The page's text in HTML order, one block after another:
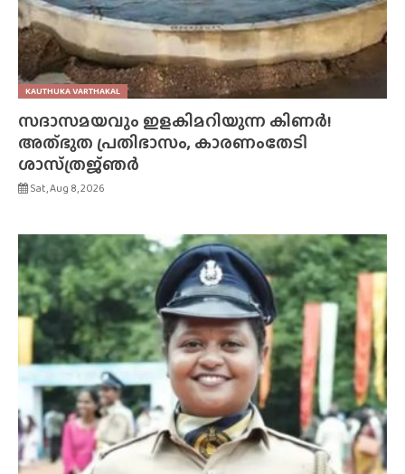
KAUTHUKA VARTHAKAL
സദാസമയവും ഇളകിമറിയുന്ന കിണർ!
അത്‌ഭുത പ്രതിഭാസം, കാരണംതേടി
ശാസ്‌ത്രജ്‌ഞർ
Sat, Aug 8, 2026